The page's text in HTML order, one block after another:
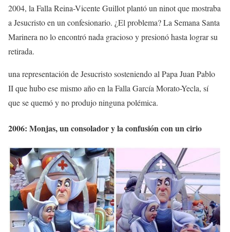
2004, la Falla Reina-Vicente Guillot plantó un ninot que mostraba
a Jesucristo en un confesionario. ¿El problema? La Semana Santa
Marinera no lo encontró nada gracioso y presionó hasta lograr su
retirada.
una representación de Jesucristo sosteniendo al Papa Juan Pablo
II que hubo ese mismo año en la Falla García Morato-Yecla, sí
que se quemó y no produjo ninguna polémica.
2006: Monjas, un consolador y la confusión con un cirio